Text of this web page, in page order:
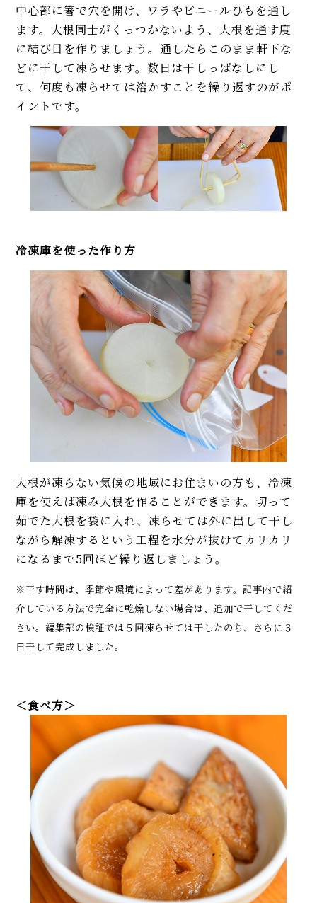
中心部に箸で穴を開け、ワラやビニールひもを通し
ます。大根同士がくっつかないよう、大根を通す度
に結び目を作りましょう。通したらこのまま軒下な
どに干して凍らせます。数日は干しっぱなしにし
て、何度も凍らせては溶かすことを繰り返すのがポ
イントです。
冷凍庫を使った作り方
大根が凍らない気候の地域にお住まいの方も、冷凍
庫を使えば凍み大根を作ることができます。切って
茹でた大根を袋に入れ、凍らせては外に出して干し
ながら解凍するという工程を水分が抜けてカリカリ
になるまで5回ほど繰り返しましょう。
※干す時間は、季節や環境によって差があります。記事内で紹
介している方法で完全に乾燥しない場合は、追加で干してくだ
さい。編集部の検証では５回凍らせては干したのち、さらに３
日干して完成しました。
＜食べ方＞